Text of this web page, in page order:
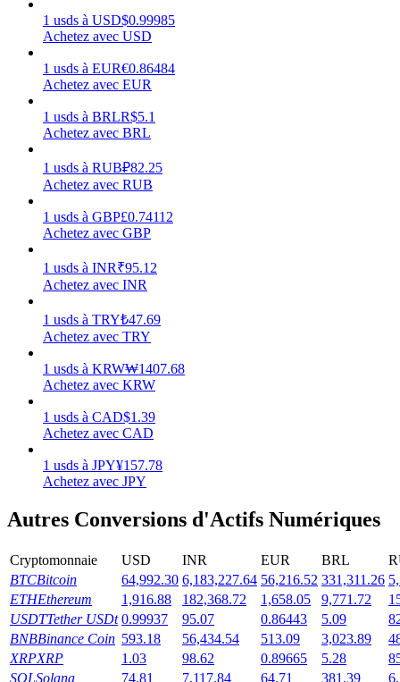
Stratégies de trading
Apprenez à rester rentable
Gagner
Gagnez quotidiennement des récompenses compétitives
1 usds à USD$0.99985
Achetez avec USD
1 usds à EUR€0.86484
Achetez avec EUR
1 usds à BRLR$5.1
Achetez avec BRL
1 usds à RUB₽82.25
Achetez avec RUB
1 usds à GBP£0.74112
Achetez avec GBP
1 usds à INR₹95.12
Achetez avec INR
1 usds à TRY₺47.69
Achetez avec TRY
1 usds à KRW₩1407.68
Achetez avec KRW
1 usds à CAD$1.39
Achetez avec CAD
1 usds à JPY¥157.78
Achetez avec JPY
Autres Conversions d'Actifs Numériques
Cryptomonnaie USD INR EUR BRL
BTCBitcoin 64,992.30 6,183,227.64 56,216.52 331,311.26
ETHEthereum 1,916.88 182,368.72 1,658.05 9,771.72
USDTTether USDt 0.99937 95.07 0.86443 5.09
BNBBinance Coin 593.18 56,434.54 513.09 3,023.89
XRPXRP 1.03 98.62 0.89665 5.28
SOLSolana 74.81 7,117.84 64.71 381.39